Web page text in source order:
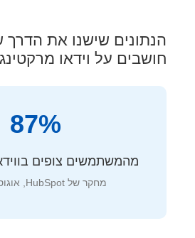
הנתונים שישנו את
חושבים על וידאו מרקטינג
87%
מהמשתמשים צופים
מחקר של HubSpot, אוגוסט 2025